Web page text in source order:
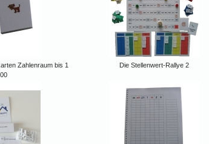
Zahlenraum bis 1
Die Stellenwert-Rallye 2